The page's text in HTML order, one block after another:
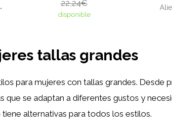
22,24€
disponible
tallas grandes
para mujeres con tallas grandes. Desde
se adaptan a diferentes gustos y
alternativas para todos los estilos.